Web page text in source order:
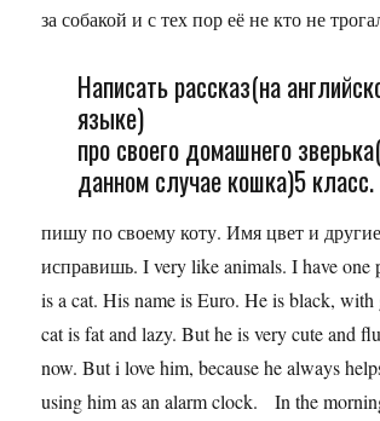
за собакой и с тех пор её не кто не
Написать рассказ(на
языке)
про своего домашнего
данном случае кошка)5 класс.
пишу по своему коту. Имя цвет и
исправишь. I very like animals. I have one
is a cat. His name is Euro. He is black,
cat is fat and lazy. But he is very cute and
now. But i love him, because he always
using him as an alarm clock. In the